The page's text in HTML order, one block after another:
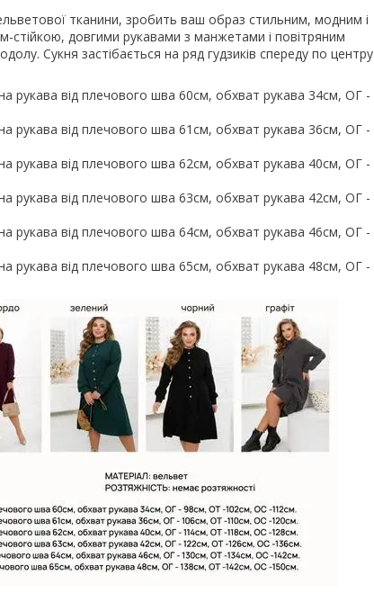
тканини, зробить ваш образ стильним, модним і
довгими рукавами з манжетами і повітряним
Сукня застібається на ряд гудзиків спереду по центру
рукава від плечового шва 60см, обхват рукава 34см, ОГ -
рукава від плечового шва 61см, обхват рукава 36см, ОГ -
рукава від плечового шва 62см, обхват рукава 40см, ОГ -
рукава від плечового шва 63см, обхват рукава 42см, ОГ -
рукава від плечового шва 64см, обхват рукава 46см, ОГ -
рукава від плечового шва 65см, обхват рукава 48см, ОГ -